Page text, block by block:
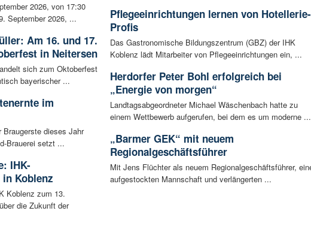
2026, von 17:30
September 2026, ...
Am 16. und 17.
in Neitersen
sich zum Oktoberfest
bayerischer ...
im
Braugerste dieses Jahr
Brauerei setzt ...
IHK-
Koblenz
Koblenz zum 13.
die Zukunft der
Pflegeeinrichtungen lernen von Hotellerie-
Profis
Das Gastronomische Bildungszentrum (GBZ) der IHK
Koblenz lädt Mitarbeiter von Pflegeeinrichtungen ein, ...
Herdorfer Peter Bohl erfolgreich bei
„Energie von morgen“
Landtagsabgeordneter Michael Wäschenbach hatte zu
einem Wettbewerb aufgerufen, bei dem es um moderne ...
„Barmer GEK“ mit neuem
Regionalgeschäftsführer
Mit Jens Flüchter als neuem Regionalgeschäftsführer,
aufgestockten Mannschaft und verlängerten ...